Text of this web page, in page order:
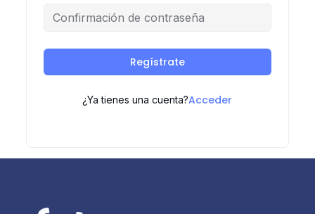
Regístrate
¿Ya tienes una cuenta?Acceder